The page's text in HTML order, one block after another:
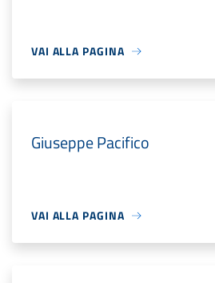
VAI ALLA PAGINA
Giuseppe Pacifico
VAI ALLA PAGINA